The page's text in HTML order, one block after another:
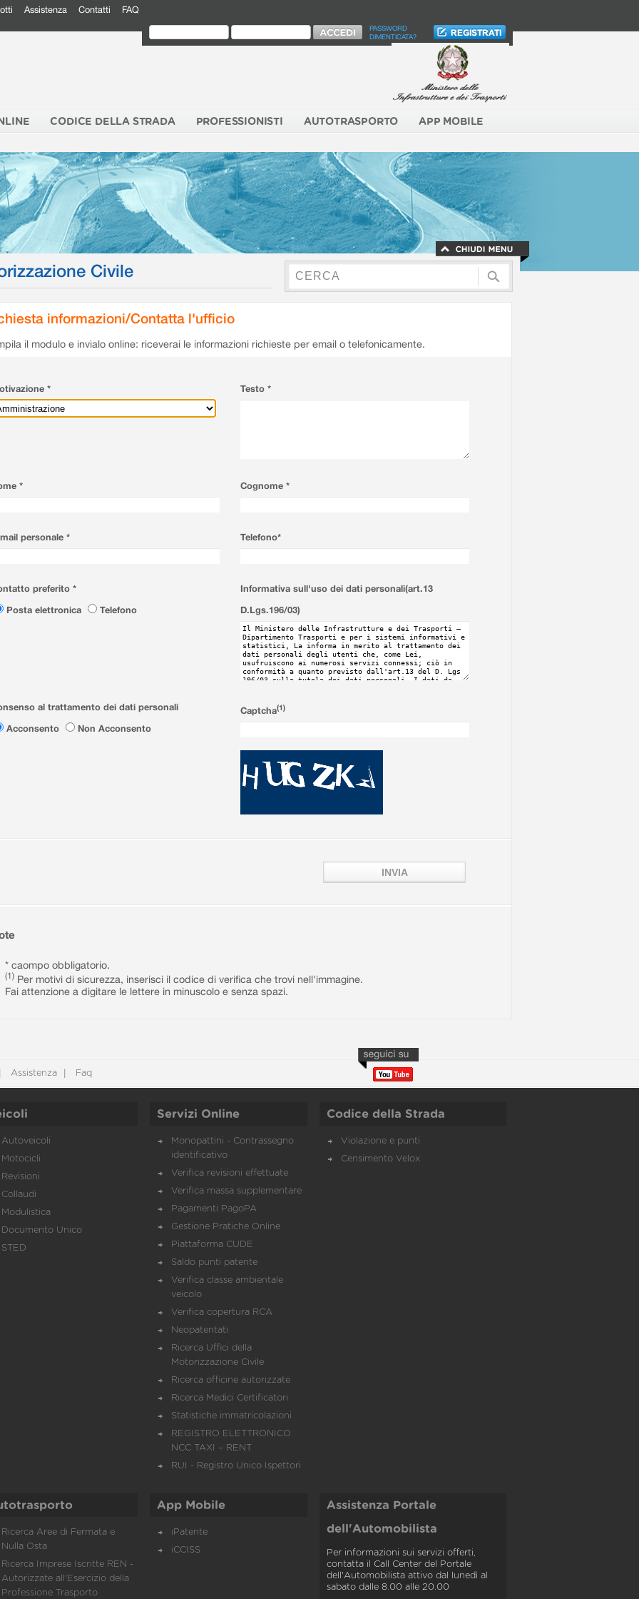
Assistenza Contatti FAQ
PASSWORD
DIMENTICATA?
CODICE DELLA STRADA PROFESSIONISTI AUTOTRASPORTO APP MOBILE
Civile
informazioni/Contatta l'ufficio
il modulo e invialo online: riceverai le informazioni richieste per email o telefonicamente.
* Testo *
* Cognome *
personale * Telefono*
preferito *
Posta elettronica
Telefono
Informativa sull'uso dei dati personali(art.13
D.Lgs.196/03)
al trattamento dei dati personali
Acconsento
Non Acconsento
Captcha(1)
* caompo obbligatorio.
(1) Per motivi di sicurezza, inserisci il codice di verifica che trovi nell'immagine.
Fai attenzione a digitare le lettere in minuscolo e senza spazi.
Assistenza Faq
Autoveicoli
Motocicli
Revisioni
Collaudi
Modulistica
Documento Unico
STED
Servizi Online
Monopattini - Contrassegno
identificativo
Verifica revisioni effettuate
Verifica massa supplementare
Pagamenti PagoPA
Gestione Pratiche Online
Piattaforma CUDE
Saldo punti patente
Verifica classe ambientale
veicolo
Verifica copertura RCA
Neopatentati
Ricerca Uffici della
Motorizzazione Civile
Ricerca officine autorizzate
Ricerca Medici Certificatori
Statistiche immatricolazioni
REGISTRO ELETTRONICO
NCC TAXI – RENT
RUI - Registro Unico Ispettori
Codice della Strada
Violazione e punti
Censimento Velox
Ricerca Aree di Fermata e
Nulla Osta
Ricerca Imprese Iscritte REN -
Autorizzate all'Esercizio della
Professione Trasporto
App Mobile
iPatente
iCCISS
Assistenza Portale
dell'Automobilista
Per informazioni sui servizi offerti,
contatta il Call Center del Portale
dell'Automobilista attivo dal lunedì al
sabato dalle 8.00 alle 20.00